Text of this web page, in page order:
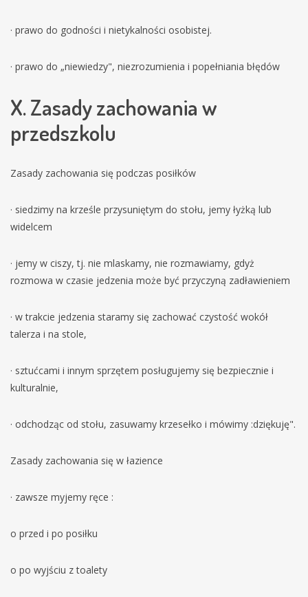
· prawo do godności i nietykalności osobistej.
· prawo do „niewiedzy", niezrozumienia i popełniania błędów
X. Zasady zachowania w
przedszkolu
Zasady zachowania się podczas posiłków
· siedzimy na krześle przysuniętym do stołu, jemy łyżką lub
widelcem
· jemy w ciszy, tj. nie mlaskamy, nie rozmawiamy, gdyż
rozmowa w czasie jedzenia może być przyczyną zadławieniem
· w trakcie jedzenia staramy się zachować czystość wokół
talerza i na stole,
· sztućcami i innym sprzętem posługujemy się bezpiecznie i
kulturalnie,
· odchodząc od stołu, zasuwamy krzesełko i mówimy :dziękuję".
Zasady zachowania się w łazience
· zawsze myjemy ręce :
o przed i po posiłku
o po wyjściu z toalety